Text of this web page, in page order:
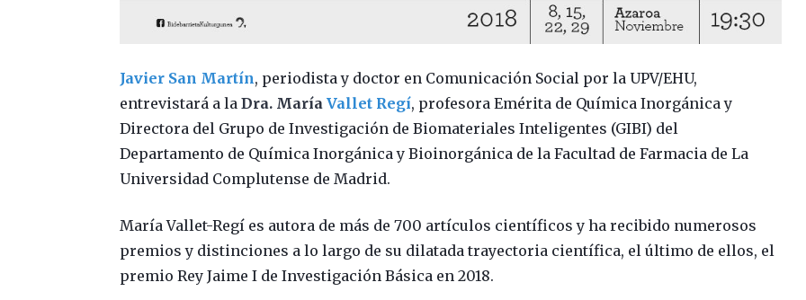
Javier San Martín, periodista y doctor en Comunicación Social por la UPV/EHU,
entrevistará a laDra. MaríaVallet Regí, profesora Emérita de Química Inorgánica y
Directora del Grupo de Investigación de Biomateriales Inteligentes (GIBI) del
Departamento de Química Inorgánica y Bioinorgánica de la Facultad de Farmacia de La
Universidad Complutense de Madrid.
María Vallet-Regí es autora de más de 700 artículos científicos y ha recibido numerosos
premios y distinciones a lo largo de su dilatada trayectoria científica, el último de ellos, el
premio Rey Jaime I de Investigación Básica en 2018.